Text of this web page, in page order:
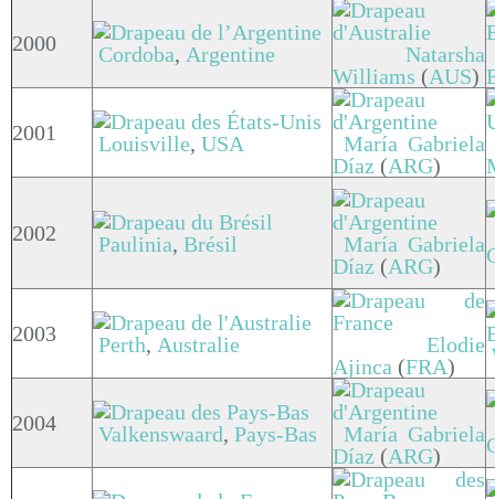
2000 Cordoba, Argentine
Natarsha
Williams (AUS)
2001 Louisville, USA
María Gabriela
Díaz (ARG)
2002 Paulinia, Brésil
María Gabriela
Díaz (ARG)
2003 Perth, Australie
Elodie
Ajinca (FRA)
2004 Valkenswaard, Pays-Bas
María Gabriela
Díaz (ARG)